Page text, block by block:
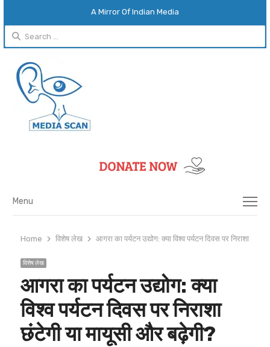
A Mirror Of Indian Media
Search
for:
Menu
Menu
Home विशेष लेख आगरा का पर्यटन उद्योग: क्या विश्व पर्यटन दिवस पर निराशा
विशेष लेख
आगरा का पर्यटन उद्योग: क्या
विश्व पर्यटन दिवस पर निराशा
छंटेगी या मायूसी और बढ़ेगी?